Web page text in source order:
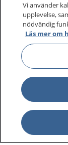
Vi använder
upplevelse,
nödvändig
Läs mer om